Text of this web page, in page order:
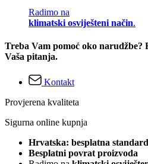
Radimo na
klimatski osviješteni način.
Treba Vam pomoć oko narudžbe?
Vaša pitanja.
Kontakt
Provjerena kvaliteta
Sigurna online kupnja
Hrvatska: besplatna
Besplatni povrat proizvoda